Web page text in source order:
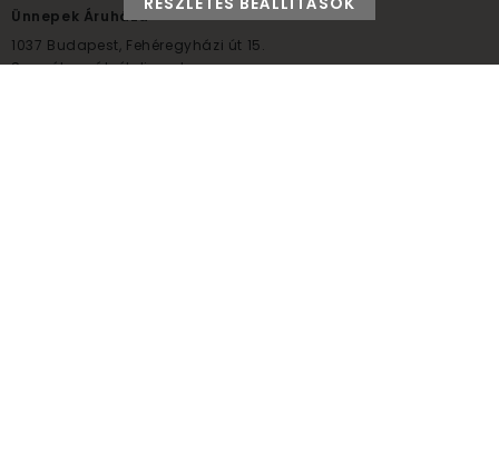
Ünnepek Áruháza
1037 Budapest, Fehéregyházi út 15.
Személyes átvételi pont